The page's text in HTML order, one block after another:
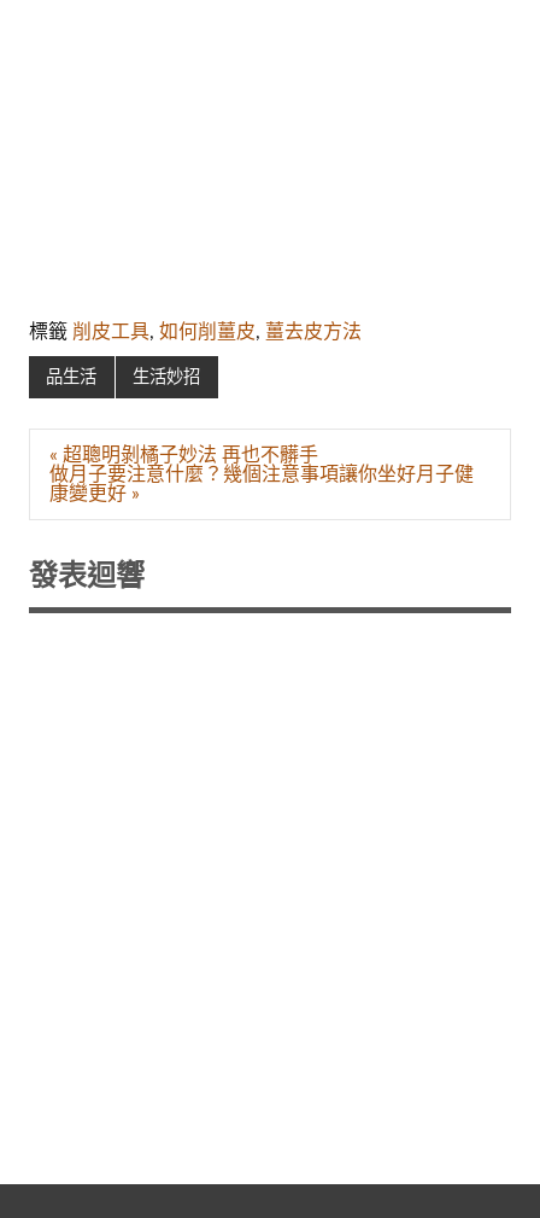
標籤 削皮工具, 如何削薑皮, 薑去皮方法
品生活 生活妙招
文
章
導
« 超聰明剝橘子妙法 再也不髒手
做月子要注意什麼？幾個注意事項讓你坐好月子健
康變更好 »
發表迴響